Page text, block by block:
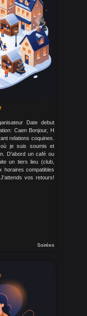
Date debut
Caen Bonjour, H
relations coquines.
où je suis soumis et
D'abord un café ou
un tiers lieu (club,
horaires compatibles
vos retours!
Soirées